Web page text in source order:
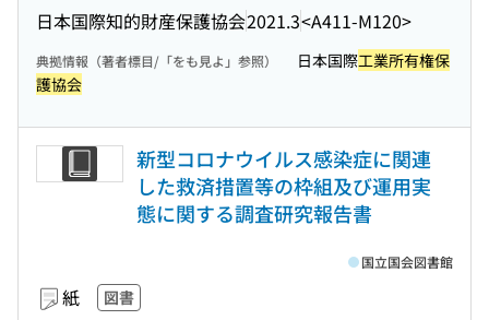
日本国際知的財産保護協会2021.3<A411-M120>
典拠情報（著者標目/「をも見よ」参照） 日本国際工業所有権保
護協会
新型コロナウイルス感染症に関連
した救済措置等の枠組及び運用実
態に関する調査研究報告書
紙 図書
国立国会図書館